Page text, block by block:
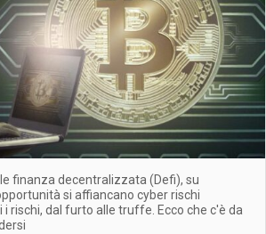
finanza decentralizzata (Defi), su
si affiancano cyber rischi
rischi, dal furto alle truffe. Ecco che c'è da